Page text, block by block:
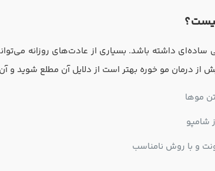
ساده‌ای داشته باشد. بسیاری از عادت‌های روزانه
درمان مو خوره بهتر است از دلایل آن مطلع شوید و
موها
شامپو
و با روش نامناسب